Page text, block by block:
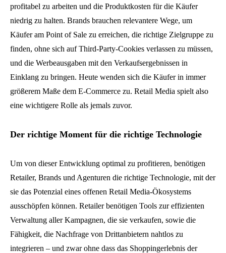
profitabel zu arbeiten und die Produktkosten für die Käufer
niedrig zu halten. Brands brauchen relevantere Wege, um
Käufer am Point of Sale zu erreichen, die richtige Zielgruppe zu
finden, ohne sich auf Third-Party-Cookies verlassen zu müssen,
und die Werbeausgaben mit den Verkaufsergebnissen in
Einklang zu bringen. Heute wenden sich die Käufer in immer
größerem Maße dem E-Commerce zu. Retail Media spielt also
eine wichtigere Rolle als jemals zuvor.
Der richtige Moment für die richtige Technologie
Um von dieser Entwicklung optimal zu profitieren, benötigen
Retailer, Brands und Agenturen die richtige Technologie, mit der
sie das Potenzial eines offenen Retail Media-Ökosystems
ausschöpfen können. Retailer benötigen Tools zur effizienten
Verwaltung aller Kampagnen, die sie verkaufen, sowie die
Fähigkeit, die Nachfrage von Drittanbietern nahtlos zu
integrieren – und zwar ohne dass das Shoppingerlebnis der